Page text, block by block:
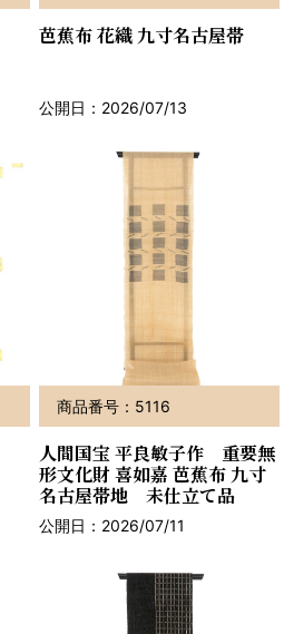
芭蕉布 花織 九寸名古屋帯
公開日：2026/07/13
商品番号：5116
人間国宝 平良敏子作 重要無
形文化財 喜如嘉 芭蕉布 九寸
名古屋帯地 未仕立て品
公開日：2026/07/11